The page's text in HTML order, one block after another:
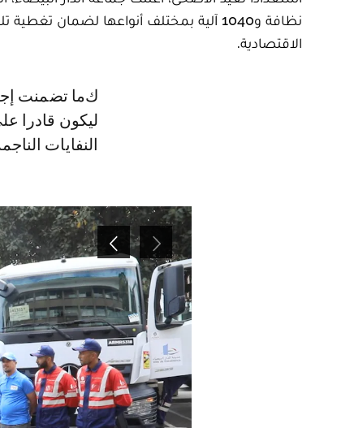
نظافة و1040 آلية بمختلف أنواعها
الاقتصادية.
كما تضمنت إجراءات الاستعداد إعداد مطرح النفايات المراقب للدار البيضاء
ليكون قادرا
النفايات